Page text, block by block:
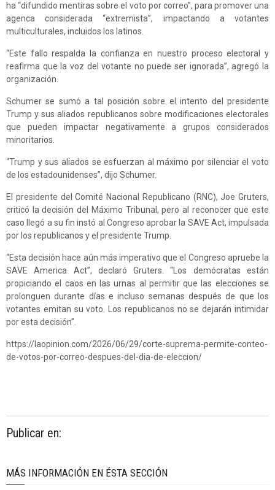
ha “difundido mentiras sobre el voto por correo”, para promover una
agenca considerada “extremista”, impactando a votantes
multiculturales, incluidos los latinos.
“Este fallo respalda la confianza en nuestro proceso electoral y
reafirma que la voz del votante no puede ser ignorada”, agregó la
organización.
Schumer se sumó a tal posición sobre el intento del presidente
Trump y sus aliados republicanos sobre modificaciones electorales
que pueden impactar negativamente a grupos considerados
minoritarios.
“Trump y sus aliados se esfuerzan al máximo por silenciar el voto
de los estadounidenses”, dijo Schumer.
El presidente del Comité Nacional Republicano (RNC), Joe Gruters,
criticó la decisión del Máximo Tribunal, pero al reconocer que este
caso llegó a su fin instó al Congreso aprobar la SAVE Act, impulsada
por los republicanos y el presidente Trump.
“Esta decisión hace aún más imperativo que el Congreso apruebe la
SAVE America Act”, declaró Gruters. “Los demócratas están
propiciando el caos en las urnas al permitir que las elecciones se
prolonguen durante días e incluso semanas después de que los
votantes emitan su voto. Los republicanos no se dejarán intimidar
por esta decisión”.
https://laopinion.com/2026/06/29/corte-suprema-permite-conteo-
de-votos-por-correo-despues-del-dia-de-eleccion/
Publicar en:
MÁS INFORMACIÓN EN ÉSTA SECCIÓN